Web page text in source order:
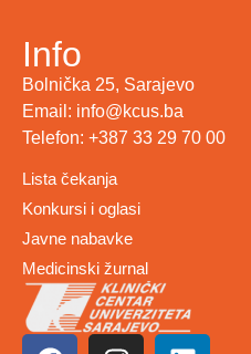
Info
Bolnička 25, Sarajevo
Email: info@kcus.ba
Telefon: +387 33 29 70 00
Lista čekanja
Konkursi i oglasi
Javne nabavke
Medicinski žurnal